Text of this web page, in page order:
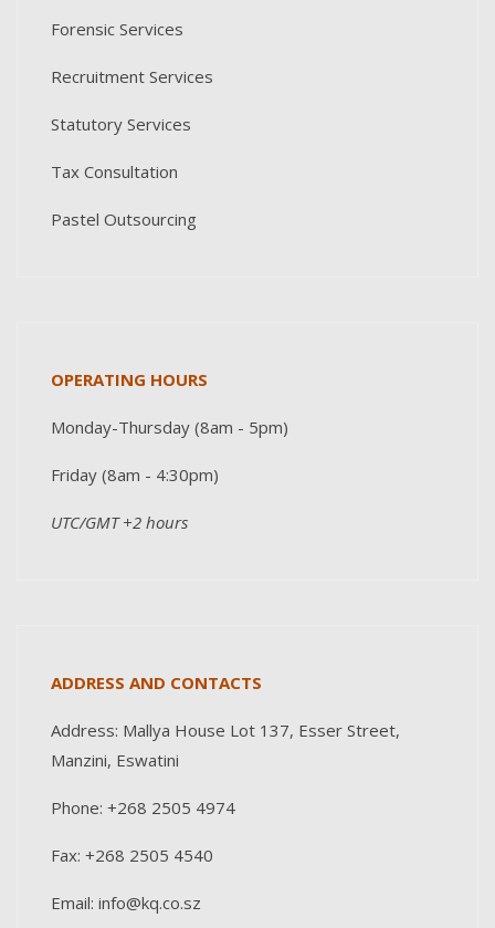
Forensic Services
Recruitment Services
Statutory Services
Tax Consultation
Pastel Outsourcing
OPERATING HOURS
Monday-Thursday (8am - 5pm)
Friday (8am - 4:30pm)
UTC/GMT +2 hours
ADDRESS AND CONTACTS
Address: Mallya House Lot 137, Esser Street,
Manzini, Eswatini
Phone: +268 2505 4974
Fax: +268 2505 4540
Email: info@kq.co.sz